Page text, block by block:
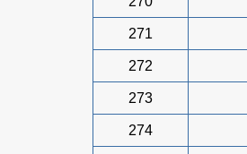
271
272
273
274